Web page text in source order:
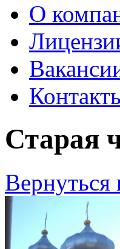
О
Старая
Вернуться